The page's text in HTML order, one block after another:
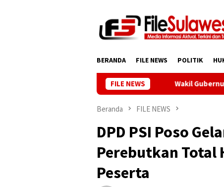
BERANDA FILE NEWS POLITIK
FILE NEWSWakil Gubernur Reny:
Beranda FILE NEWS
DPD PSI Poso
Perebutkan Total
Peserta